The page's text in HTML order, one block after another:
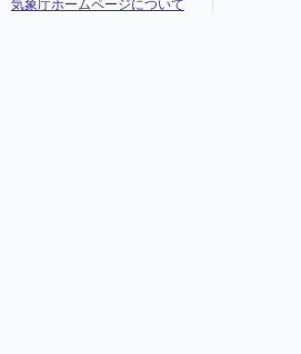
気象庁ホームページについて